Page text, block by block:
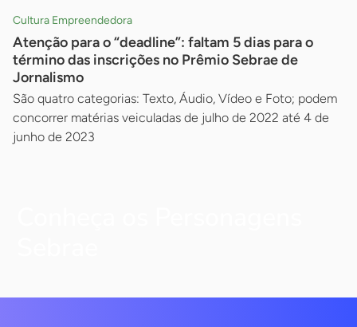
Cultura Empreendedora
Atenção para o “deadline”: faltam 5 dias para o
término das inscrições no Prêmio Sebrae de
Jornalismo
São quatro categorias: Texto, Áudio, Vídeo e Foto; podem
concorrer matérias veiculadas de julho de 2022 até 4 de
junho de 2023